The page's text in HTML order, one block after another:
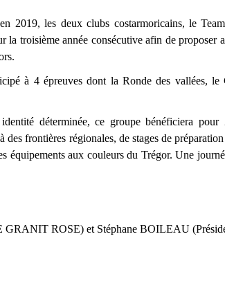
2019, les deux clubs costarmoricains, le
troisième année consécutive afin de proposer
à 4 épreuves dont la Ronde des vallées,
déterminée, ce groupe bénéficiera
des frontières régionales, de stages de
aux couleurs du Trégor. Une
ROSE) et Stéphane BOILEAU